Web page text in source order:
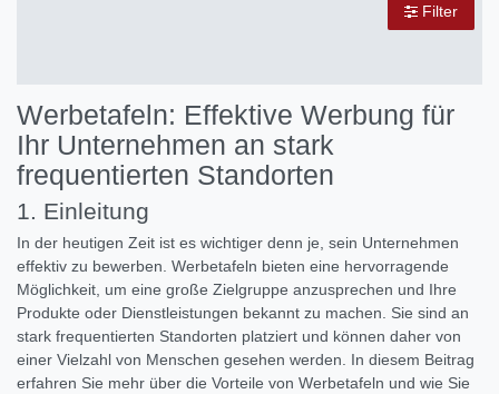
Filter
Werbetafeln: Effektive Werbung für
Ihr Unternehmen an stark
frequentierten Standorten
1. Einleitung
In der heutigen Zeit ist es wichtiger denn je, sein Unternehmen
effektiv zu bewerben. Werbetafeln bieten eine hervorragende
Möglichkeit, um eine große Zielgruppe anzusprechen und Ihre
Produkte oder Dienstleistungen bekannt zu machen. Sie sind an
stark frequentierten Standorten platziert und können daher von
einer Vielzahl von Menschen gesehen werden. In diesem Beitrag
erfahren Sie mehr über die Vorteile von Werbetafeln und wie Sie